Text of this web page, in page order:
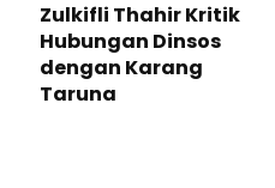
Zulkifli Thahir Kritik
Hubungan Dinsos
dengan Karang
Taruna